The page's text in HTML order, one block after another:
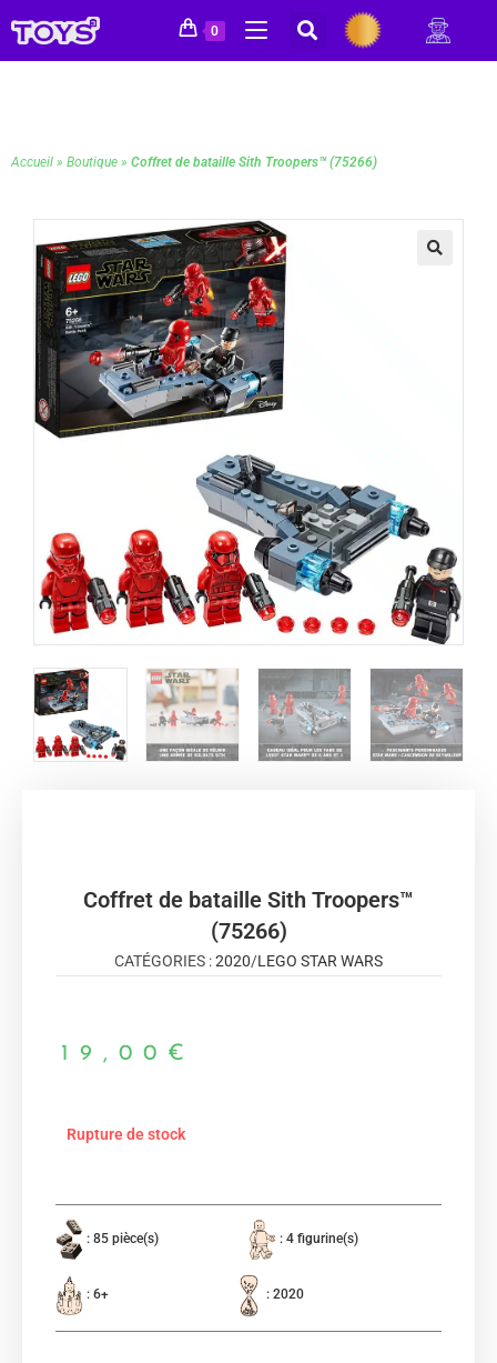
0
Accueil » Boutique » Coffret de bataille Sith Troopers™ (75266)
Coffret de bataille Sith Troopers™
(75266)
CATÉGORIES :2020/LEGO STAR WARS
19,00 €
Rupture de stock
: 85 pièce(s) : 4 figurine(s)
: 6+ : 2020